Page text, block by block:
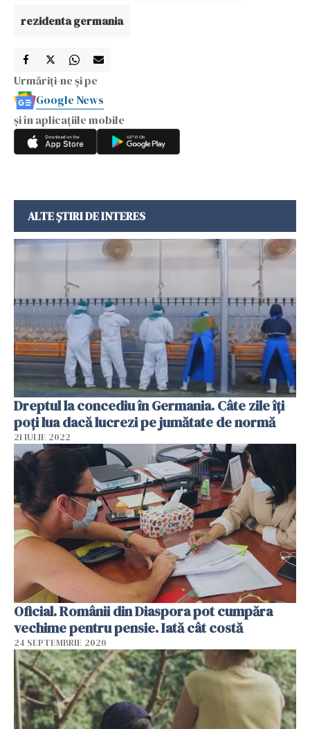
rezidenta germania
Urmăriți-ne și pe
Google News
și în aplicațiile mobile
ALTE ȘTIRI DE INTERES
Dreptul la concediu în Germania. Câte zile îți
poți lua dacă lucrezi pe jumătate de normă
21 IULIE 2022
Oficial. Românii din Diaspora pot cumpăra
vechime pentru pensie. Iată cât costă
24 SEPTEMBRIE 2020